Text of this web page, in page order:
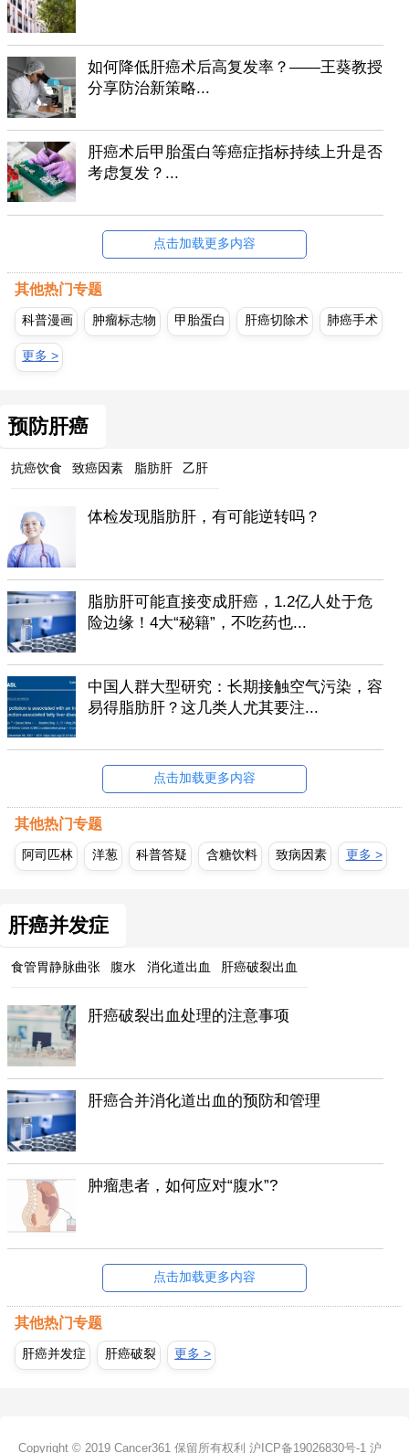
如何降低肝癌术后高复发率？——王葵教授
分享防治新策略...
肝癌术后甲胎蛋白等癌症指标持续上升是否
考虑复发？...
点击加载更多内容
其他热门专题
科普漫画 肿瘤标志物 甲胎蛋白 肝癌切除术 肺癌手术
更多 >
预防肝癌
抗癌饮食 致癌因素 脂肪肝 乙肝
体检发现脂肪肝，有可能逆转吗？
脂肪肝可能直接变成肝癌，1.2亿人处于危
险边缘！4大“秘籍”，不吃药也...
中国人群大型研究：长期接触空气污染，容
易得脂肪肝？这几类人尤其要注...
点击加载更多内容
其他热门专题
阿司匹林 洋葱 科普答疑 含糖饮料 致病因素 更多 >
肝癌并发症
食管胃静脉曲张 腹水 消化道出血 肝癌破裂出血
肝癌破裂出血处理的注意事项
肝癌合并消化道出血的预防和管理
肿瘤患者，如何应对“腹水”?
点击加载更多内容
其他热门专题
肝癌并发症 肝癌破裂 更多 >
Copyright © 2019 Cancer361 保留所有权利 沪ICP备19026830号-1 沪